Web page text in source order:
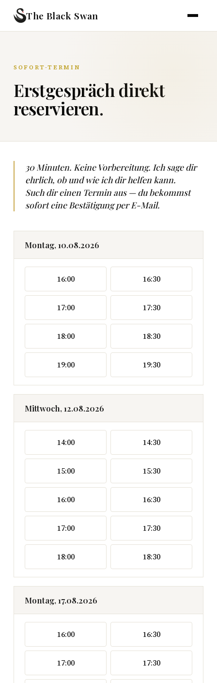
The Black Swan
SOFORT-TERMIN
Erstgespräch direkt
reservieren.
30 Minuten. Keine Vorbereitung. Ich sage dir
ehrlich, ob und wie ich dir helfen kann.
Such dir einen Termin aus — du bekommst
sofort eine Bestätigung per E-Mail.
Montag, 10.08.2026
16:00 16:30
17:00 17:30
18:00 18:30
19:00 19:30
Mittwoch, 12.08.2026
14:00 14:30
15:00 15:30
16:00 16:30
17:00 17:30
18:00 18:30
Montag, 17.08.2026
16:00 16:30
17:00 17:30